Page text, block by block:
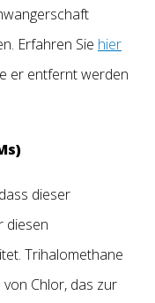
Erfahren Sie hier
er entfernt werden
dieser
diesen
Trihalomethane
Chlor, das zur